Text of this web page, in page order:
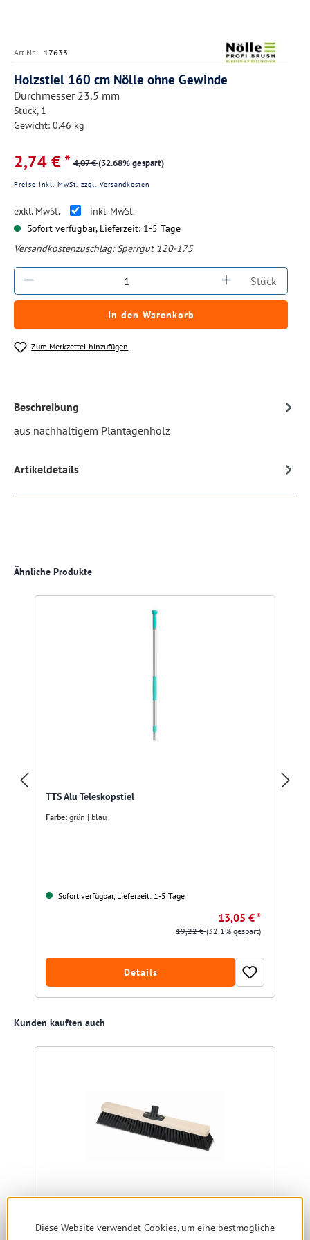
Art.Nr.: 17633
Holzstiel 160 cm Nölle ohne Gewinde
Durchmesser 23,5 mm
Stück, 1
Gewicht: 0.46 kg
2,74 € * 4,07 €(32.68% gespart)
Preise inkl. MwSt. zzgl. Versandkosten
exkl. MwSt.
inkl. MwSt.
Sofort verfügbar, Lieferzeit: 1-5 Tage
Versandkostenzuschlag:Sperrgut 120-175
Produkt Anzahl: Gib den gewünschten
Stück
In den Warenkorb
Zum Merkzettel hinzufügen
Beschreibung
aus nachhaltigem Plantagenholz
Artikeldetails
Produktgalerie überspringen
Ähnliche Produkte
TTS Alu Teleskopstiel
Farbe: grün | blau
Sofort verfügbar, Lieferzeit: 1-5 Tage
13,05 € *
19,22 €(32.1% gespart)
Details
Produktgalerie überspringen
Kunden kauften auch
mit Powerstickhalter, Holzkörper (ehemals Rosshaar-Mischung)
Diese Website verwendet Cookies, um eine bestmögliche